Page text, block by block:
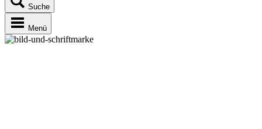
Suche
Menü